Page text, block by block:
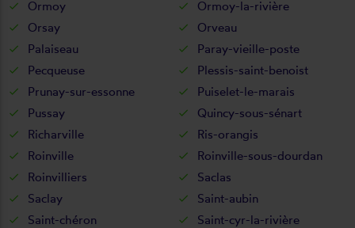
Ormoy
Ormoy-la-rivière
Orsay
Orveau
Palaiseau
Paray-vieille-poste
Pecqueuse
Plessis-saint-benoist
Prunay-sur-essonne
Puiselet-le-marais
Pussay
Quincy-sous-sénart
Richarville
Ris-orangis
Roinville
Roinville-sous-dourdan
Roinvilliers
Saclas
Saclay
Saint-aubin
Saint-chéron
Saint-cyr-la-rivière